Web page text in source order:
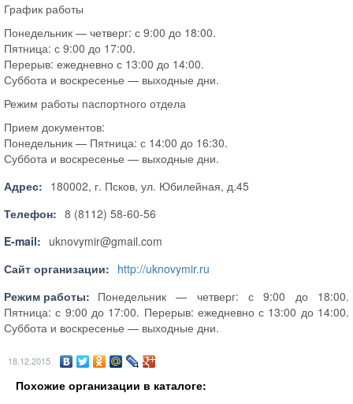
График работы
Понедельник — четверг: с 9:00 до 18:00.
Пятница: с 9:00 до 17:00.
Перерыв: ежедневно с 13:00 до 14:00.
Суббота и воскресенье — выходные дни.
Режим работы паспортного отдела
Прием документов:
Понедельник — Пятница: с 14:00 до 16:30.
Суббота и воскресенье — выходные дни.
Адрес: 180002, г. Псков, ул. Юбилейная, д.45
Телефон: 8 (8112) 58-60-56
E-mail: uknovymir@gmail.com
Сайт организации: http://uknovymir.ru
Режим работы: Понедельник — четверг: с 9:00 до 18:00.
Пятница: с 9:00 до 17:00. Перерыв: ежедневно с 13:00 до 14:00.
Суббота и воскресенье — выходные дни.
18.12.2015
Похожие организации в каталоге: